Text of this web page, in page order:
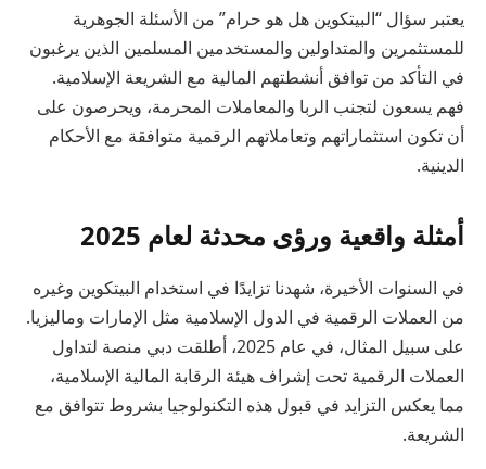
يعتبر سؤال “البيتكوين هل هو حرام” من الأسئلة الجوهرية
للمستثمرين والمتداولين والمستخدمين المسلمين الذين يرغبون
في التأكد من توافق أنشطتهم المالية مع الشريعة الإسلامية.
فهم يسعون لتجنب الربا والمعاملات المحرمة، ويحرصون على
أن تكون استثماراتهم وتعاملاتهم الرقمية متوافقة مع الأحكام
الدينية.
أمثلة واقعية ورؤى محدثة لعام 2025
في السنوات الأخيرة، شهدنا تزايدًا في استخدام البيتكوين وغيره
من العملات الرقمية في الدول الإسلامية مثل الإمارات وماليزيا.
على سبيل المثال، في عام 2025، أطلقت دبي منصة لتداول
العملات الرقمية تحت إشراف هيئة الرقابة المالية الإسلامية،
مما يعكس التزايد في قبول هذه التكنولوجيا بشروط تتوافق مع
الشريعة.